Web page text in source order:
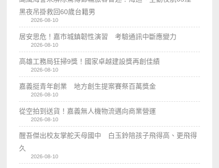
黑夜吊掛救回60歲台籍男
2026-08-10
居安思危！嘉市城鎮韌性演習 考驗通訊中斷應變力
2026-08-10
高雄工務局狂掃9獎！國家卓越建設獎再創佳績
2026-08-10
嘉義挺青年創業 地方創生提案賽祭百萬獎金
2026-08-10
從空拍到送貨！嘉義無人機物流邁向商業營運
2026-08-10
醒吾傑出校友掌舵天母國中 白玉鈴陪孩子飛得高、更飛得
久
2026-08-10